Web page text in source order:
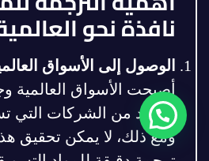
نافذة نحو
الوصول إلى الأسواق
أصبحت الأسواق العالمية
للعديد من الشركات التي
ومع ذلك، لا يمكن تحقيق